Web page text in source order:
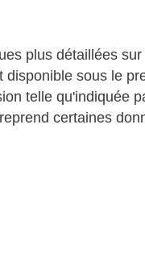
plus détaillées
sous le
telle qu'indiquée
certaines